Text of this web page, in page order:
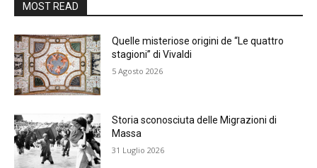
MOST READ
Quelle misteriose origini de “Le quattro
stagioni” di Vivaldi
5 Agosto 2026
Storia sconosciuta delle Migrazioni di
Massa
31 Luglio 2026